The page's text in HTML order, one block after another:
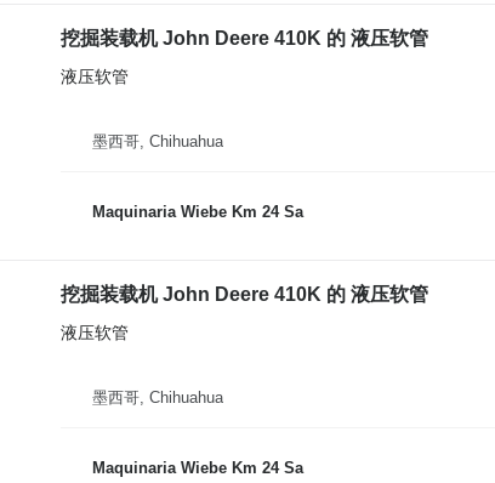
挖掘装载机 John Deere 410K 的 液压软管
液压软管
墨西哥, Chihuahua
Maquinaria Wiebe Km 24 Sa
挖掘装载机 John Deere 410K 的 液压软管
液压软管
墨西哥, Chihuahua
Maquinaria Wiebe Km 24 Sa